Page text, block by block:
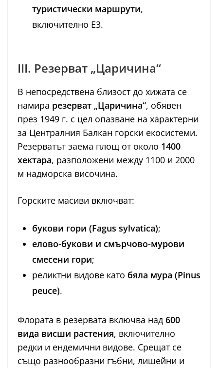
туристически маршрути,
включително Е3.
III. Резерват „Царичина“
В непосредствена близост до хижата се
намира резерват „Царичина“, обявен
през 1949 г. с цел опазване на характерни
за Централния Балкан горски екосистеми.
Резерватът заема площ от около 1400
хектара, разположени между 1100 и 2000
м надморска височина.
Горските масиви включват:
букови гори (Fagus sylvatica);
елово-букови и смърчово-мурови
смесени гори;
реликтни видове като бяла мура (Pinus
peuce).
Флората в резервата включва над 600
вида висши растения, включително
редки и ендемични видове. Срещат се
също разнообразни гъбни, лишейни и